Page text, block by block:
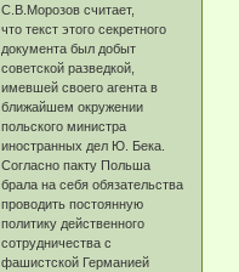
С.В.Морозов считает,
что текст этого секретного
документа был добыт
советской разведкой,
имевшей своего агента в
ближайшем окружении
польского министра
иностранных дел Ю. Бека.
Согласно пакту Польша
брала на себя обязательства
проводить постоянную
политику действенного
сотрудничества с
фашистской Германией